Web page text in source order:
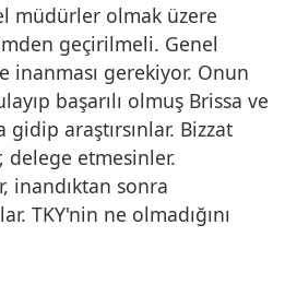
müdürler olmak üzere
geçirilmeli. Genel
inanması gerekiyor. Onun
başarılı olmuş Brissa ve
araştırsınlar. Bizzat
delege etmesinler.
inandıktan sonra
TKY'nin ne olmadığını